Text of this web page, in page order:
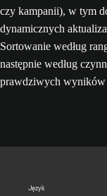
czy kampanii), w tym
dynamicznych
Sortowanie według
następnie według
prawdziwych wyników
Język